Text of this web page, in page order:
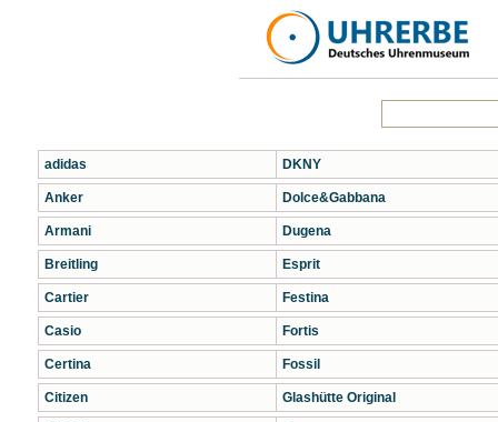
adidas
Anker
Armani
Breitling
Cartier
Casio
Certina
Citizen
DKNY
Dolce&Gabbana
Dugena
Esprit
Festina
Fortis
Fossil
Glashütte Original